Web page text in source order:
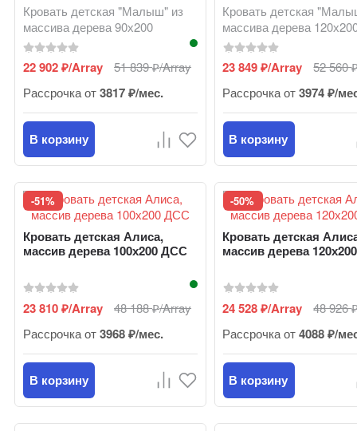
Кровать детская "Малыш" из
массива дерева 90х200
22 902₽/Array 51 839₽/Array
Рассрочка от3817 ₽/мес.
В корзину
Кровать детская
массива дерева
23 849₽/Array 52 560
Рассрочка от3974 ₽/
В корзину
-51%
Кровать детская Алиса,
массив дерева 100х200 ДСС
23 810₽/Array 48 188₽/Array
Рассрочка от3968 ₽/мес.
В корзину
-50%
Кровать детская
массив дерева
24 528₽/Array 48 926
Рассрочка от4088 ₽/
В корзину